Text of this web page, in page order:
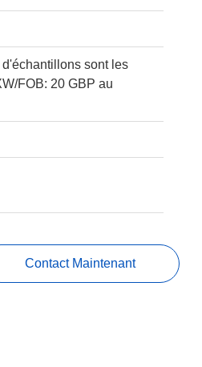
sont les
FOB: 20 GBP au
Contact Maintenant